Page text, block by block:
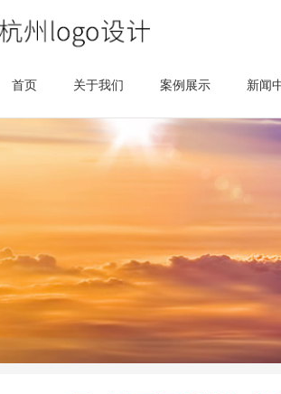
首页 关于我们 案例展示 新闻